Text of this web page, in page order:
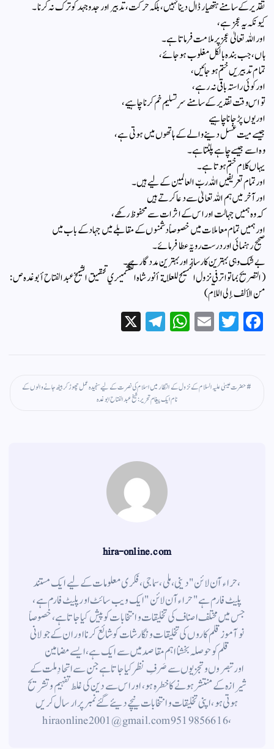
تقدیر کے سامنے ہتھیار ڈال دینا نہیں، بلکہ حرکت، تدبیر اور جدوجہد کو ترک نہ کرنا۔
کیونکہ یہ عجز ہے،
اور اللہ تعالیٰ عجز پر ملامت فرماتا ہے۔
ہاں، جب بندہ بالکل مغلوب ہو جائے،
تمام تدبیریں ختم ہو جائیں،
اور کوئی راستہ باقی نہ رہے،
تو اس وقت تقدیر کے سامنے سرِ تسلیم خم کرنا چاہیے،
اور یوں پڑ جانا چاہیے
جیسے میت غسل دینے والے کے ہاتھوں میں ہوتی ہے،
وہ اسے جیسے چاہے پلٹتا ہے۔
یہاں کلام ختم ہوتا ہے۔
اور تمام تعریفیں اللہ ربّ العالمین کے لیے ہیں۔
اور آخر میں ہم اللہ تعالیٰ سے دعا کرتے ہیں
کہ وہ ہمیں جہالت اور اس کے اثرات سے محفوظ رکھے،
اور ہمیں تمام معاملات میں خصوصاً دشمنوں کے مقابلے میں جہاد کے باب میں
صحیح رہنمائی اور درست رویّہ عطا فرمائے۔
بے شک وہی بہترین کارساز اور بہترین مددگار ہے۔
( التصريح بما تواتر في نزول المسيح للعلامة أنور شاه الكشميري تحقيق الشيخ عبد الفتاح أبوغده ص :
من الألف إلى اللام)
Fa
ce
ok
T
wi
r
E
m
W
ha
A
pp
Te
le
a
m
حضرت عیسیٰ علیہ السلام کے نزول کے انتظار میں اسلام کی نصرت کے لیے سنجیدہ عمل چھوڑ کربیٹھ جانے والوں کے
نام ایک پیغام تحریر : شیخ عبدالفتاح ابو غدہ
hira-online.com
،حراء آن لائن" دینی ، ملی ، سماجی ، فکری معلومات کے لیے ایک مستند
پلیٹ فارم ہے " حراء آن لائن " ایک ویب سائٹ اور پلیٹ فارم ہے ،
جس میں مختلف اصناف کی تخلیقات و انتخابات کو پیش کیا جاتا ہے ، خصوصاً
نوآموز قلم کاروں کی تخلیقات و نگارشات کو شائع کرنا اور ان کے جولانی
قلم کوحوصلہ بخشنا اہم مقاصد میں سے ایک ہے ، ایسے مضامین
اورتبصروں وتجزیوں سے صَرفِ نظر کیا جاتاہے جن سے اتحادِ ملت کے
شیرازہ کے منتشر ہونے کاخطرہ ہو ، اور اس سے دین کی غلط تفہیم وتشریح
ہوتی ہو، اپنی تخلیقات و انتخابات نیچے دیئے گئے نمبر پر ارسال کریں
، 9519856616 hiraonline2001@gmail.com